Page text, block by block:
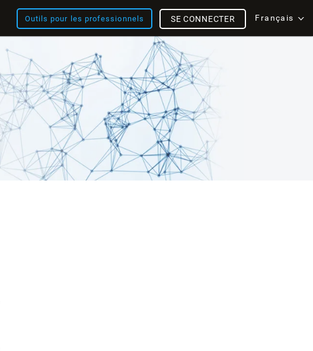
Outils pour les professionnels Français
SE CONNECTER